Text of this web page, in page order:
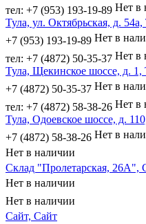
тел: +7 (953) 193-19-89 Нет в
Тула, ул. Октябрьская, д.
+7 (953) 193-19-89 Нет в
тел: +7 (4872) 50-35-37 Нет в
Тула, Щекинское шоссе, д. 1,
+7 (4872) 50-35-37 Нет в
тел: +7 (4872) 58-38-26 Нет в
Тула, Одоевское шоссе, д.
+7 (4872) 58-38-26 Нет в
Нет в наличии
Склад "Пролетарская, 26А",
Нет в наличии
Нет в наличии
Сайт, Сайт